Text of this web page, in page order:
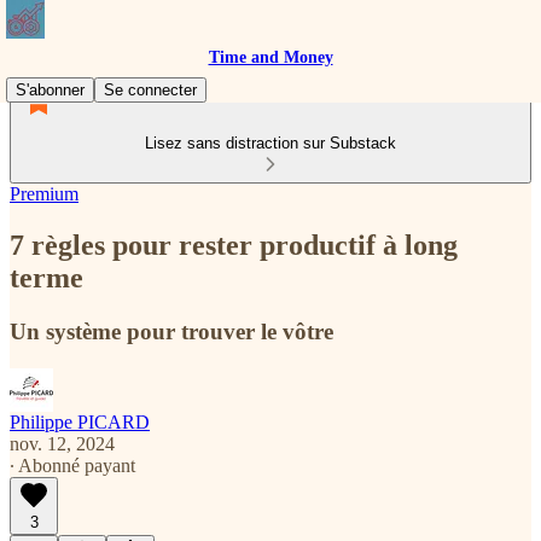
Time and Money
S'abonner
Se connecter
Lisez sans distraction sur Substack
Premium
7 règles pour rester productif à long
terme
Un système pour trouver le vôtre
Philippe PICARD
nov. 12, 2024
∙ Abonné payant
3